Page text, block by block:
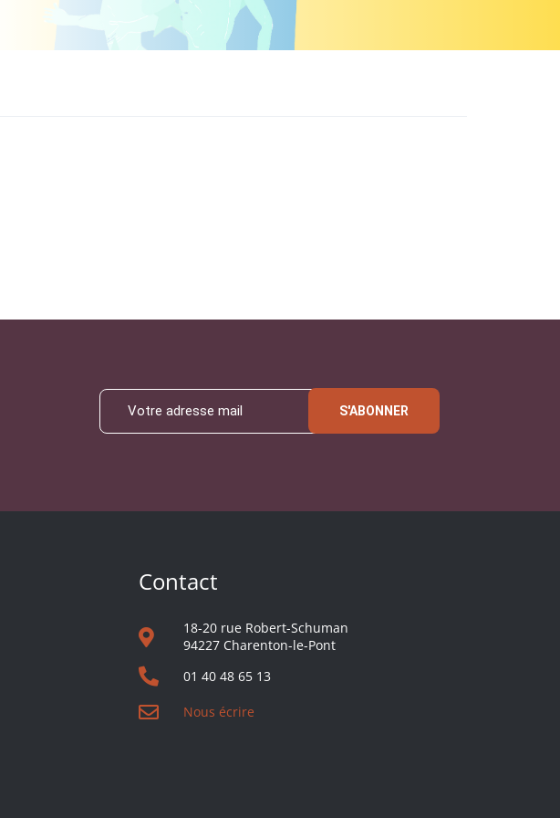
S'ABONNER
Contact
18-20 rue Robert-Schuman
94227 Charenton-le-Pont
01 40 48 65 13
Nous écrire